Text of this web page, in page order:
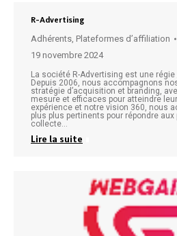
R-Advertising
Adhérents, Plateformes d’affiliation
19 novembre 2024
La société R-Advertising est une
Depuis 2006, nous accompagnons
stratégie d’acquisition et branding,
mesure et efficaces pour atteindre
expérience et notre vision 360, nous
plus plus pertinents pour répondre
collecte…
Lire la suite